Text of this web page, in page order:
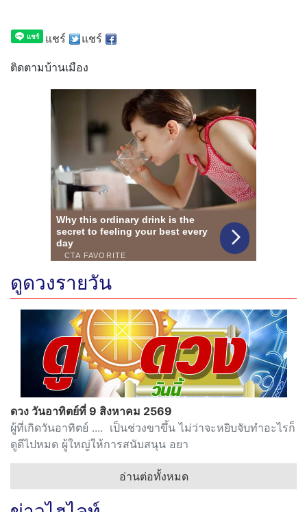
แชร์ แชร์
ติดตามบ้านเมือง
ดูดวงรายวัน
ดวง วันอาทิตย์ที่ 9 สิงหาคม 2569
ผู้ที่เกิดวันอาทิตย์ .... เป็นช่วงขาขึ้น ไม่ว่าจะหยิบจับทำอะไรก็
ดูดีไปหมด ผู้ใหญ่ให้การสนับสนุน อยา
อ่านต่อทั้งหมด